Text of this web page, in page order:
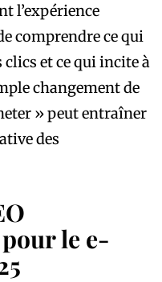
l’expérience
comprendre ce qui
et ce qui incite à
changement de
» peut entraîner
des
le e-